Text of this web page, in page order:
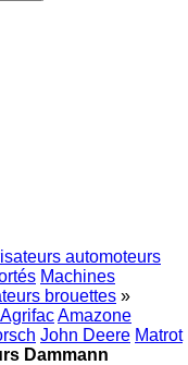
automoteurs
Machines
brouettes »
AgrifacAmazone
John Deere Matrot
Dammann